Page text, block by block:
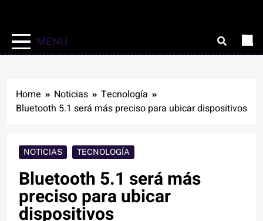
MENU
Home Noticias
Tecnología
Bluetooth 5.1 será más preciso para ubicar dispositivos
NOTICIAS TECNOLOGÍA
Bluetooth 5.1 será más
preciso para ubicar
dispositivos